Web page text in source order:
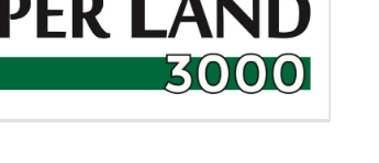
HOBBY 515 UHK
DeLuxe -7 posti
letto
Camper furgonato
LAIKA ECOVIP 540